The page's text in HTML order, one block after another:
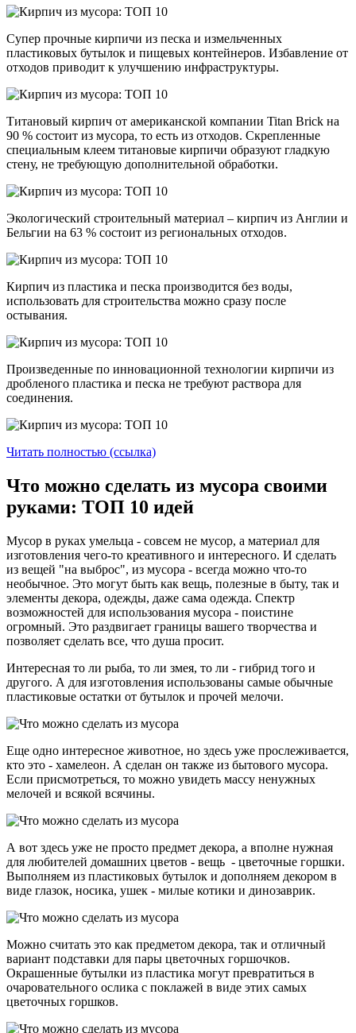
Супер прочные кирпичи из песка и измельченных
пластиковых бутылок и пищевых контейнеров. Избавление от
отходов приводит к улучшению инфраструктуры.
Титановый кирпич от американской компании Titan Brick на
90 % состоит из мусора, то есть из отходов. Скрепленные
специальным клеем титановые кирпичи образуют гладкую
стену, не требующую дополнительной обработки.
Экологический строительный материал – кирпич из Англии и
Бельгии на 63 % состоит из региональных отходов.
Кирпич из пластика и песка производится без воды,
использовать для строительства можно сразу после
остывания.
Произведенные по инновационной технологии кирпичи из
дробленого пластика и песка не требуют раствора для
соединения.
Читать полностью (ссылка)
Что можно сделать из мусора своими
руками: ТОП 10 идей
Мусор в руках умельца - совсем не мусор, а материал для
изготовления чего-то креативного и интересного. И сделать
из вещей "на выброс", из мусора - всегда можно что-то
необычное. Это могут быть как вещь, полезные в быту, так и
элементы декора, одежды, даже сама одежда. Спектр
возможностей для использования мусора - поистине
огромный. Это раздвигает границы вашего творчества и
позволяет сделать все, что душа просит.
Интересная то ли рыба, то ли змея, то ли - гибрид того и
другого. А для изготовления использованы самые обычные
пластиковые остатки от бутылок и прочей мелочи.
Еще одно интересное животное, но здесь уже прослеживается,
кто это - хамелеон. А сделан он также из бытового мусора.
Если присмотреться, то можно увидеть массу ненужных
мелочей и всякой всячины.
А вот здесь уже не просто предмет декора, а вполне нужная
для любителей домашних цветов - вещь - цветочные горшки.
Выполняем из пластиковых бутылок и дополняем декором в
виде глазок, носика, ушек - милые котики и динозаврик.
Можно считать это как предметом декора, так и отличный
вариант подставки для пары цветочных горшочков.
Окрашенные бутылки из пластика могут превратиться в
очаровательного ослика с поклажей в виде этих самых
цветочных горшков.